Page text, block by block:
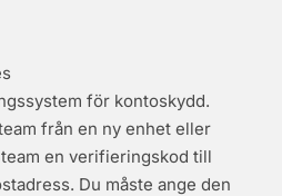
för kontoskydd.
från en ny enhet eller
en verifieringskod till
Du måste ange den